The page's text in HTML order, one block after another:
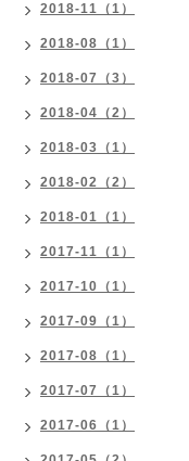
2018-11（1）
2018-08（1）
2018-07（3）
2018-04（2）
2018-03（1）
2018-02（2）
2018-01（1）
2017-11（1）
2017-10（1）
2017-09（1）
2017-08（1）
2017-07（1）
2017-06（1）